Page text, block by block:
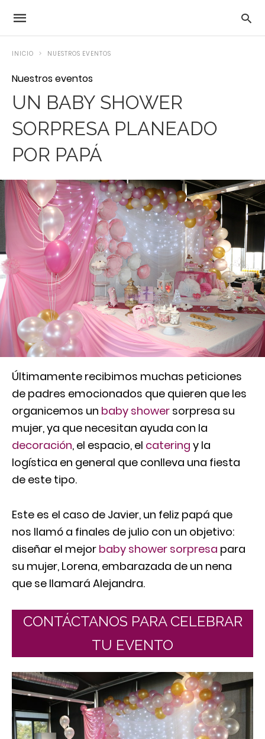
INICIO NUESTROS EVENTOS
Nuestros eventos
UN BABY SHOWER
SORPRESA PLANEADO
POR PAPÁ
Últimamente recibimos muchas peticiones
de padres emocionados que quieren que les
organicemos un baby shower sorpresa su
mujer, ya que necesitan ayuda con la
decoración, el espacio, el catering y la
logística en general que conlleva una fiesta
de este tipo.
Este es el caso de Javier, un feliz papá que
nos llamó a finales de julio con un objetivo:
diseñar el mejor baby shower sorpresa para
su mujer, Lorena, embarazada de un nena
que se llamará Alejandra.
CONTÁCTANOS PARA CELEBRAR
TU EVENTO